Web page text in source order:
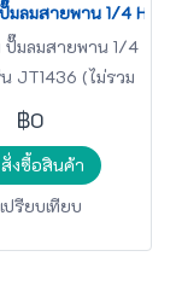
JT-1436M JT
มลมสายพาน 1/4 HP
ปั๊มลมสายพาน 1/4
JT1436 (ไม่รวม
มอเตอร์)
฿0
สั่งซื้อสินค้า
เปรียบเทียบ